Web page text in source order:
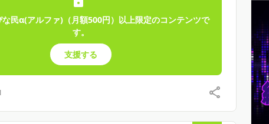
な民α(アルファ)（月額500円）以上限定のコンテンツで
す。
支援する